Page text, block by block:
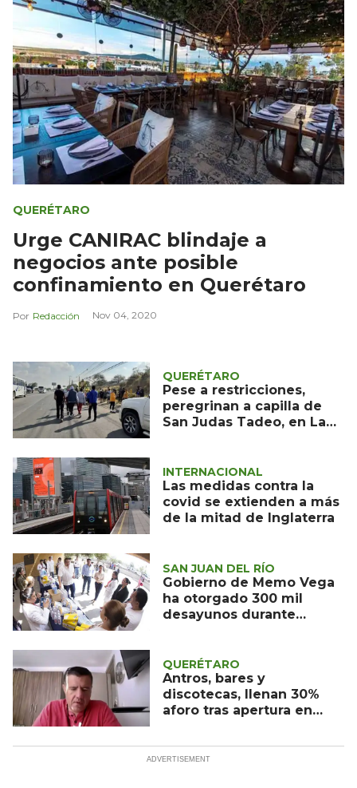
QUERÉTARO
Urge CANIRAC blindaje a
negocios ante posible
confinamiento en Querétaro
Redacción Nov 04, 2020
QUERÉTARO
Pese a restricciones,
peregrinan a capilla de
San Judas Tadeo, en La
INTERNACIONAL
Las medidas contra la
covid se extienden a más
de la mitad de Inglaterra
SAN JUAN DEL RÍO
Gobierno de Memo Vega
ha otorgado 300 mil
desayunos durante
QUERÉTARO
Antros, bares y
discotecas, llenan 30%
aforo tras apertura en